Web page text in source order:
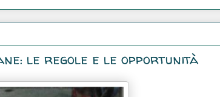
le regole e le opportunità